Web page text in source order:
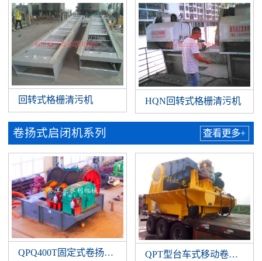
回转式格栅清污机 HQN回转式格栅清污机
卷扬式启闭机系列 查看更多+
QPQ400T固定式卷扬启闭机 QPT型台车式移动卷扬启闭